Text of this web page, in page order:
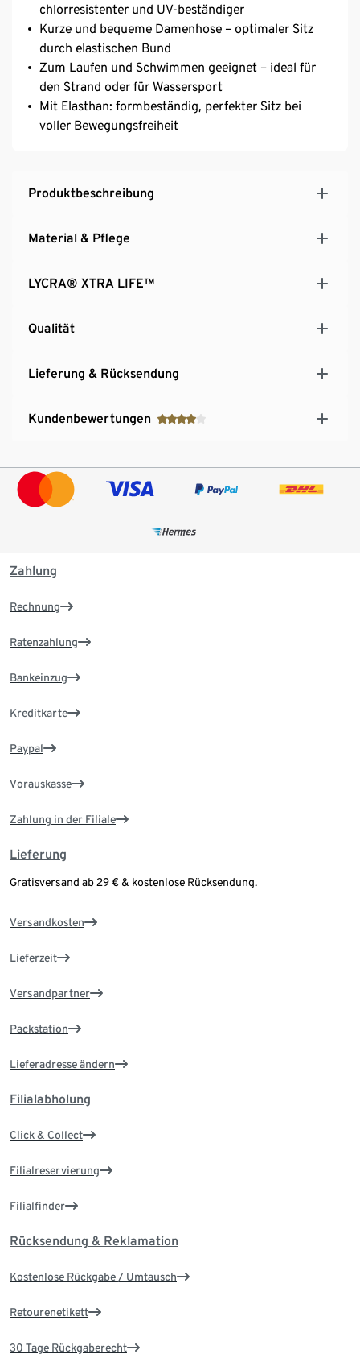
chlorresistenter und UV-beständiger
Kurze und bequeme Damenhose – optimaler Sitz
durch elastischen Bund
Zum Laufen und Schwimmen geeignet – ideal für
den Strand oder für Wassersport
Mit Elasthan: formbeständig, perfekter Sitz bei
voller Bewegungsfreiheit
Produktbeschreibung
Material & Pflege
LYCRA® XTRA LIFE™
Qualität
Lieferung & Rücksendung
Kundenbewertungen
Zahlung
Rechnung
Ratenzahlung
Bankeinzug
Kreditkarte
Paypal
Vorauskasse
Zahlung in der Filiale
Lieferung
Gratisversand ab 29 € & kostenlose Rücksendung.
Versandkosten
Lieferzeit
Versandpartner
Packstation
Lieferadresse ändern
Filialabholung
Click & Collect
Filialreservierung
Filialfinder
Rücksendung & Reklamation
Kostenlose Rückgabe / Umtausch
Retourenetikett
30 Tage Rückgaberecht